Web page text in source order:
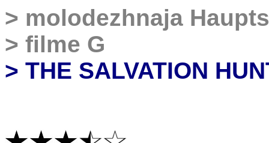
> molodezhnaja
> filme G
> THE SALVATION